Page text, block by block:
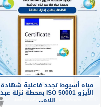
مياه أسيوط تجدد فاعلية شهادة
الأيزو ISO 50001 بمحطة نزلة عبد
اللاه...